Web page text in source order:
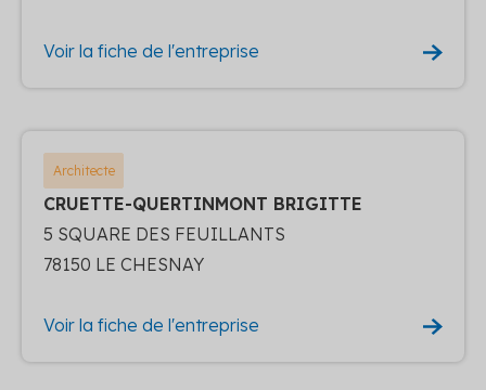
Voir la fiche de l'entreprise
Architecte
CRUETTE-QUERTINMONT BRIGITTE
5 SQUARE DES FEUILLANTS
78150 LE CHESNAY
Voir la fiche de l'entreprise